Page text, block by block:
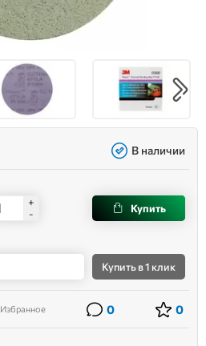
В наличии
+
-
Купить
Купитьв 1 клик
Избранное 0 0